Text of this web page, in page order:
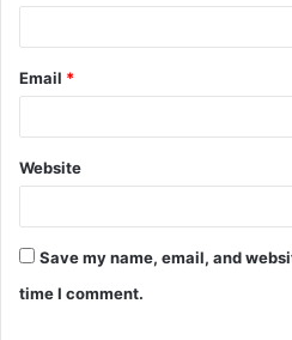
Email *
Website
Save my name, email, and
time I comment.